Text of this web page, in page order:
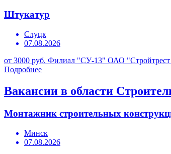
Штукатур
Слуцк
07.08.2026
от 3000 руб. Филиал "СУ-13" ОАО
Подробнее
Вакансии в области
Монтажник строительных
Минск
07.08.2026